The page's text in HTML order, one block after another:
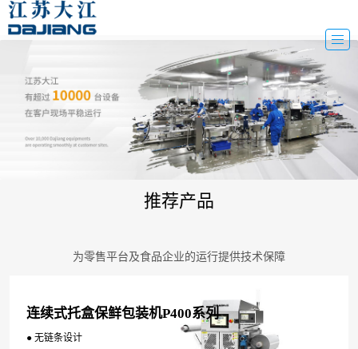
推荐产品
为零售平台及食品企业的运行提供技术保障
连续式托盒保鲜包装机P400系列
● 无链条设计